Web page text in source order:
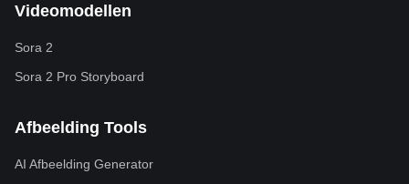
Videomodellen
Sora 2
Sora 2 Pro Storyboard
Afbeelding Tools
AI Afbeelding Generator